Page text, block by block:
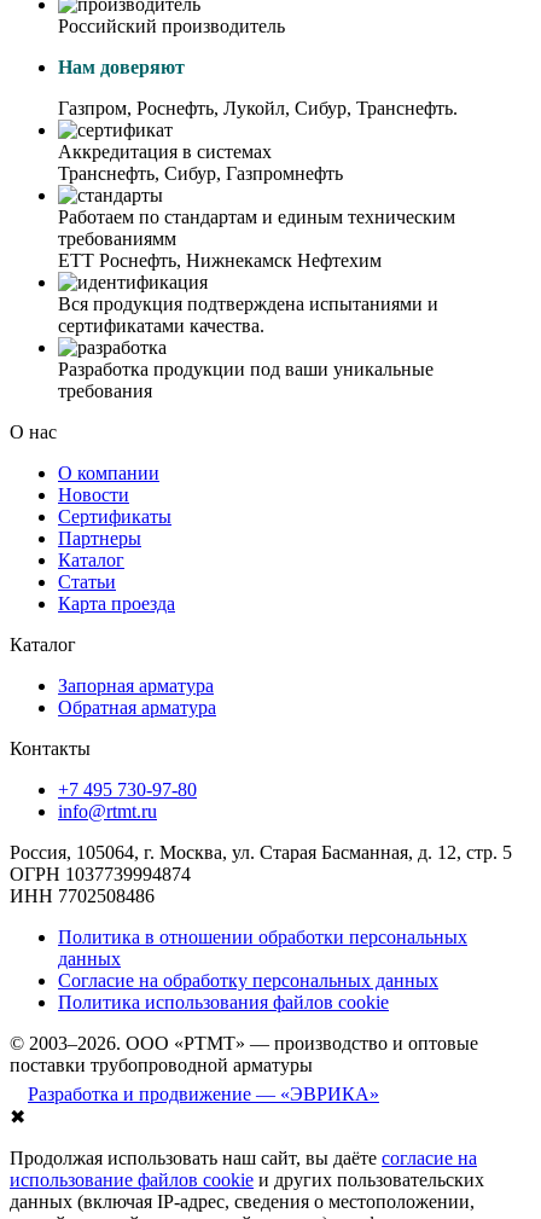
Российский производитель
Нам доверяют
Газпром, Роснефть, Лукойл, Сибур, Транснефть.
Аккредитация в системах
Транснефть, Сибур, Газпромнефть
Работаем по стандартам и единым техническим
требованиямм
ЕТТ Роснефть, Нижнекамск Нефтехим
Вся продукция подтверждена испытаниями и
сертификатами качества.
Разработка продукции под ваши уникальные
требования
О нас
О компании
Новости
Сертификаты
Партнеры
Каталог
Статьи
Карта проезда
Каталог
Запорная арматура
Обратная арматура
Контакты
+7 495 730-97-80
info@rtmt.ru
Россия, 105064, г. Москва, ул. Старая Басманная, д. 12, стр. 5
ОГРН 1037739994874
ИНН 7702508486
Политика в отношении обработки персональных
данных
Согласие на обработку персональных данных
Политика использования файлов cookie
© 2003–2026. ООО «РТМТ» — производство и оптовые
поставки трубопроводной арматуры
Разработка и продвижение — «ЭВРИКА»
✖
Продолжая использовать наш сайт, вы даёте согласие на
использование файлов cookie и других пользовательских
данных (включая IP-адрес, сведения о местоположении,